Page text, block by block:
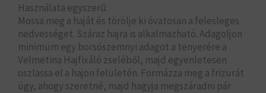
Használata egyszerű:
Mossa meg a haját és törölje ki óvatosan a felesleges
nedvességet. Száraz hajra is alkalmazható. Adagoljon
minimum egy borsószemnyi adagot a tenyerére a
Velmetina Hajfixáló zseléből, majd egyenletesen
oszlassa el a hajon felületén. Formázza meg a frizurát
úgy, ahogy szeretné, majd hagyja megszáradni pár